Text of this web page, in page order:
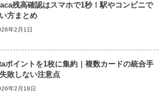
残高確認はスマホで1秒！駅やコンビニで
方まとめ
年2月1日
ポイントを1枚に集約｜複数カードの統合手
敗しない注意点
年2月18日